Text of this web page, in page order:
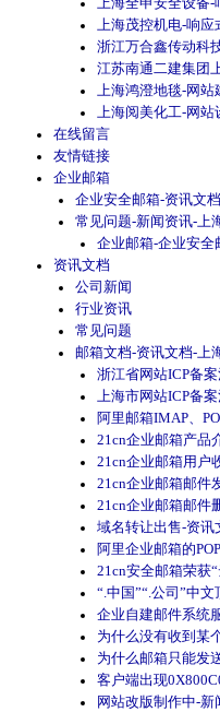
上海全申安全设备-
上海茂控机电-响应
浙江万合鑫传动科
江苏南通二建集团
上海鸿澄地毯-网站
上海阅美化工-网站
在线留言
友情链接
企业邮箱
企业安全邮箱-资讯文
常见问题-新闻资讯-上
企业邮箱-企业安全
资讯文档
公司新闻
行业资讯
常见问题
邮箱文档-资讯文档-上
浙江省网站ICP备
上海市网站ICP备
阿里邮箱IMAP、
21cn企业邮箱产
21cn企业邮箱用户
21cn企业邮箱邮件
21cn企业邮箱邮件
域名转让出售-资讯
阿里企业邮箱的
21cn安全邮箱荣获
“.中国”“.公司”中
企业自建邮件系统
为什么没有收到某
为什么邮箱只能发
客户端出现
网站改版制作中-